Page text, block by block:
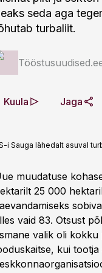
seda aga
turbaliit.
Kuula Jaga
i Sauga lähedalt asuval
muudatuse
25 000
vaid 83. Otsust
valik oli kokku
kui